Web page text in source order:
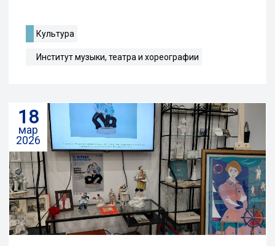
Культура
Институт музыки, театра и хореографии
18
мар
2026